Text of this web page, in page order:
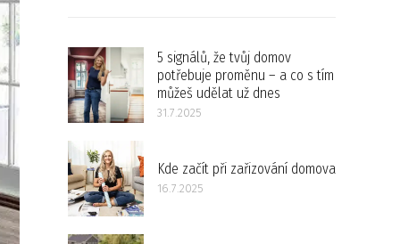
5 signálů, že tvůj domov
potřebuje proměnu – a co s tím
můžeš udělat už dnes
31.7.2025
Kde začít při zařizování domova
16.7.2025